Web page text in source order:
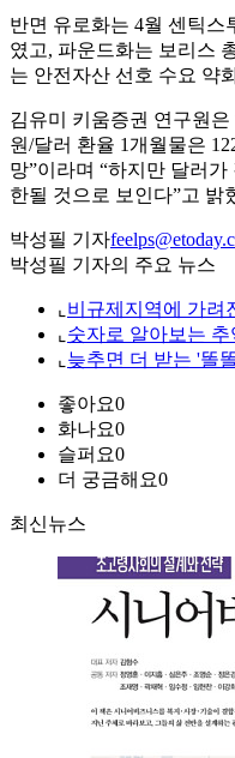
반면 유로화는 4월 센틱스
였고, 파운드화는 보리스
는 안전자산 선호 수요 약
김유미 키움증권 연구원
원/달러 환율 1개월물은
망”이라며 “하지만 달러
한될 것으로 보인다”고 밝
박성필 기자
박성필 기자의 주요 뉴스
⌞ 비규제지역에 가려
⌞ 숫자로 알아보는
⌞ 늦추면 더 받는 '똘
좋아요0
화나요0
슬퍼요0
더 궁금해요0
최신뉴스